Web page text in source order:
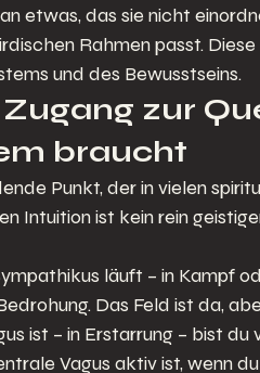
etwas, das sie nicht
Rahmen passt.
und des Bewusstseins.
zur
braucht
Punkt, der in vielen
Intuition ist kein rein
läuft – in Kampf
Das Feld ist da,
ist – in Erstarrung – bist
Vagus aktiv ist, wenn